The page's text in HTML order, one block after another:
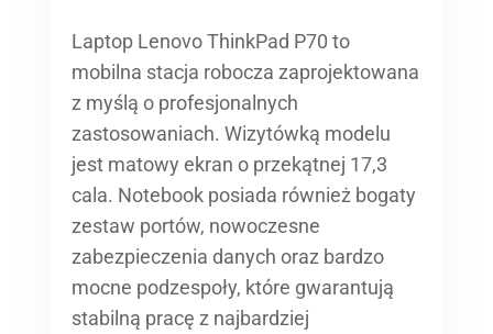
Laptop Lenovo ThinkPad P70 to
mobilna stacja robocza zaprojektowana
z myślą o profesjonalnych
zastosowaniach. Wizytówką modelu
jest matowy ekran o przekątnej 17,3
cala. Notebook posiada również bogaty
zestaw portów, nowoczesne
zabezpieczenia danych oraz bardzo
mocne podzespoły, które gwarantują
stabilną pracę z najbardziej